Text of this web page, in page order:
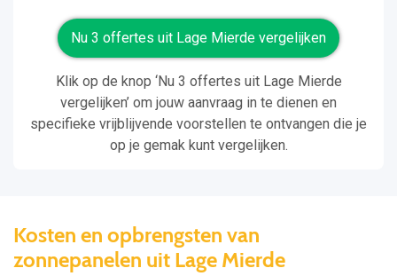
Nu 3 offertes uit Lage Mierde vergelijken
Klik op de knop ‘Nu 3 offertes uit Lage Mierde
vergelijken’ om jouw aanvraag in te dienen en
specifieke vrijblijvende voorstellen te ontvangen die je
op je gemak kunt vergelijken.
Kosten en opbrengsten van
zonnepanelen uit Lage Mierde